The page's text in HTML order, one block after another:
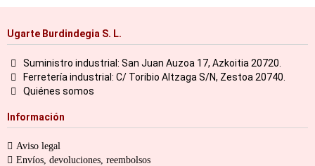
Ugarte Burdindegia S. L.
Suministro industrial: San Juan Auzoa 17, Azkoitia 20720.
Ferretería industrial: C/ Toribio Altzaga S/N, Zestoa 20740.
Quiénes somos
Información
Aviso legal
Envíos, devoluciones, reembolsos